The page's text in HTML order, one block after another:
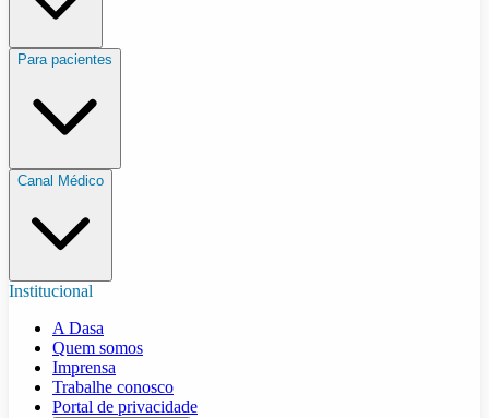
Para pacientes
Canal Médico
Institucional
A Dasa
Quem somos
Imprensa
Trabalhe conosco
Portal de privacidade